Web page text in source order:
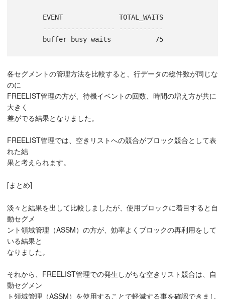
      buffer busy waits           75
各セグメントの管理方法を比較すると、行データの総件数が同じな
のに
FREELIST管理の方が、待機イベントの回数、時間の増え方が共に
大きく
差がでる結果となりました。
FREELIST管理では、空きリストへの競合がブロック競合として表
れた結
果と考えられます。
[まとめ]
淡々と結果を出して比較しましたが、使用ブロックに着目すると自
動セグメ
ント領域管理（ASSM）の方が、効率よくブロックの再利用をして
いる結果と
なりました。
それから、FREELIST管理での発生しがちな空きリスト競合は、自
動セグメン
ト領域管理（ASSM）を使用することで軽減する事を確認できまし